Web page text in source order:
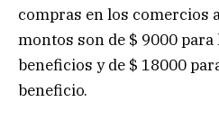
compras en los comercios
montos son de $ 9000
beneficios y de $ 18000
beneficio.